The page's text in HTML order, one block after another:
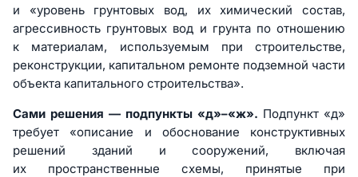
и «уровень грунтовых вод, их химический состав,
агрессивность грунтовых вод и грунта по отношению
к материалам, используемым при строительстве,
реконструкции, капитальном ремонте подземной части
объекта капитального строительства».
Сами решения — подпункты «д»–«ж». Подпункт «д»
требует «описание и обоснование конструктивных
решений зданий и сооружений, включая
их пространственные схемы, принятые при